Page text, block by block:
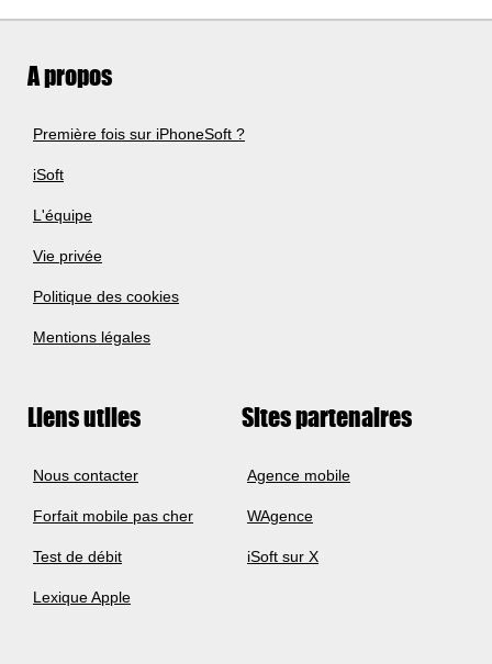
A propos
Première fois sur iPhoneSoft ?
iSoft
L'équipe
Vie privée
Politique des cookies
Mentions légales
Liens utiles
Nous contacter
Forfait mobile pas cher
Test de débit
Lexique Apple
Sites partenaires
Agence mobile
WAgence
iSoft sur X